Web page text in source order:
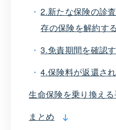
2.新たな保険の診
存の保険を解約する
3.免責期間を確認
4.保険料が返還さ
生命保険を乗り換える
まとめ